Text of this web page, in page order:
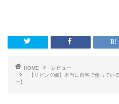
HOME
レビュー
【リビング編】本当に自宅で使って
ー】